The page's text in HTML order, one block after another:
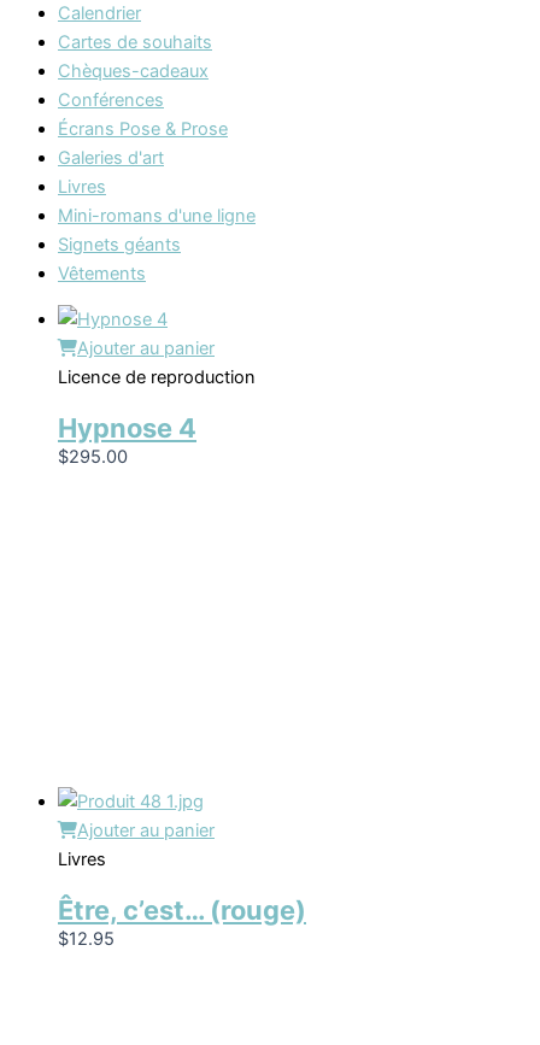
Calendrier
Cartes de souhaits
Chèques-cadeaux
Conférences
Écrans Pose & Prose
Galeries d'art
Livres
Mini-romans d'une ligne
Signets géants
Vêtements
Ajouter au panier
Licence de reproduction
Hypnose 4
$295.00
Ajouter au panier
Livres
Être, c’est… (rouge)
$12.95